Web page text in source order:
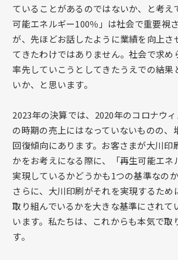
ていることがあるのではないか、と考え
可能エネルギー100％」は社会で重要視
が、先ほどお話したように業績を向上さ
てきたわけではありません。社会で求め
率先していこうとしてきたうえでの結果
いか、と思います。
2023年の決算では、2020年のコロナウ
の時期の売上にはなっていないものの、
回復傾向にあります。お客さまが大川印
かをお考えになる際に、「再生可能エネ
実現しているかどうかも1つの基準なの
さらに、大川印刷がそれを実現するため
取り組んでいるかを大きな基準にされて
います。私たちは、これからも本気で取
す。